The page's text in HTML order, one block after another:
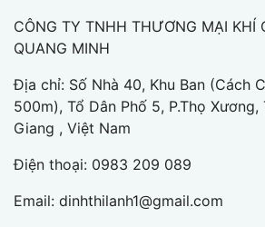
CÔNG TY TNHH THƯƠNG MẠI KHÍ
QUANG MINH
Địa chỉ: Số Nhà 40, Khu Ban (Cách
500m), Tổ Dân Phố 5, P.Thọ Xương,
Giang , Việt Nam
Điện thoại: 0983 209 089
Email: dinhthilanh1@gmail.com